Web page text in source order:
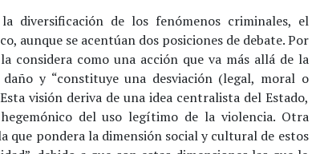
diversificación de los fenómenos criminales, el
aunque se acentúan dos posiciones de debate. Por
considera como una acción que va más allá de la
y “constituye una desviación (legal, moral o
visión deriva de una idea centralista del Estado,
del uso legítimo de la violencia. Otra
que pondera la dimensión social y cultural de estos